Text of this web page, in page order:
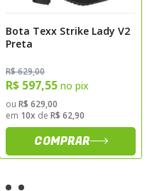
ideal para
que procuram
para
de longa
de estilo cruiser.
de estrada,
Bota Texx Strike Lady V2
Preta
R$ 629,00
R$ 597,55 no pix
ou R$ 629,00
em 10x de R$ 62,90
COMPRAR